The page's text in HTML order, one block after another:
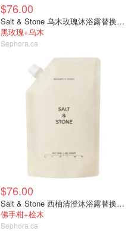
$76.00
Salt & Stone 乌木玫瑰沐浴露替换装956ml
黑玫瑰+乌木
Sephora.ca
$76.00
Salt & Stone 西柚清澄沐浴露替换装956ml
佛手柑+桧木
Sephora.ca